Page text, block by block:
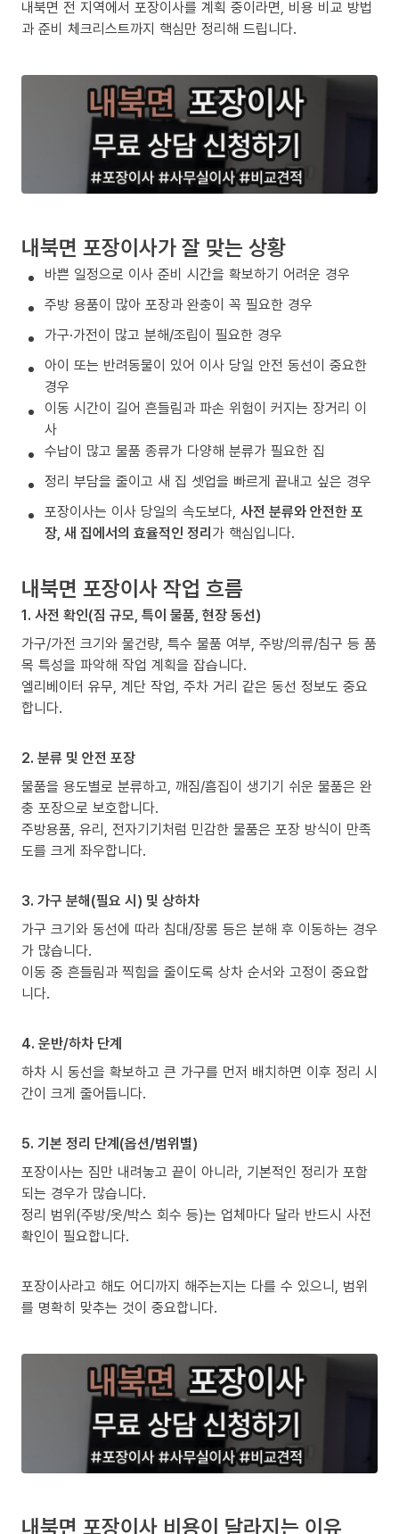
내북면 전 지역에서 포장이사를 계획 중이라면, 비용 비교 방법
과 준비 체크리스트까지 핵심만 정리해 드립니다.
내북면 포장이사가 잘 맞는 상황
바쁜 일정으로 이사 준비 시간을 확보하기 어려운 경우
주방 용품이 많아 포장과 완충이 꼭 필요한 경우
가구·가전이 많고 분해/조립이 필요한 경우
아이 또는 반려동물이 있어 이사 당일 안전 동선이 중요한
경우
이동 시간이 길어 흔들림과 파손 위험이 커지는 장거리 이
사
수납이 많고 물품 종류가 다양해 분류가 필요한 집
정리 부담을 줄이고 새 집 셋업을 빠르게 끝내고 싶은 경우
포장이사는 이사 당일의 속도보다, 사전 분류와 안전한 포
장, 새 집에서의 효율적인 정리가 핵심입니다.
내북면 포장이사 작업 흐름
1. 사전 확인(짐 규모, 특이 물품, 현장 동선)
가구/가전 크기와 물건량, 특수 물품 여부, 주방/의류/침구 등 품
목 특성을 파악해 작업 계획을 잡습니다.
엘리베이터 유무, 계단 작업, 주차 거리 같은 동선 정보도 중요
합니다.
2. 분류 및 안전 포장
물품을 용도별로 분류하고, 깨짐/흠집이 생기기 쉬운 물품은 완
충 포장으로 보호합니다.
주방용품, 유리, 전자기기처럼 민감한 물품은 포장 방식이 만족
도를 크게 좌우합니다.
3. 가구 분해(필요 시) 및 상하차
가구 크기와 동선에 따라 침대/장롱 등은 분해 후 이동하는 경우
가 많습니다.
이동 중 흔들림과 찍힘을 줄이도록 상차 순서와 고정이 중요합
니다.
4. 운반/하차 단계
하차 시 동선을 확보하고 큰 가구를 먼저 배치하면 이후 정리 시
간이 크게 줄어듭니다.
5. 기본 정리 단계(옵션/범위별)
포장이사는 짐만 내려놓고 끝이 아니라, 기본적인 정리가 포함
되는 경우가 많습니다.
정리 범위(주방/옷/박스 회수 등)는 업체마다 달라 반드시 사전
확인이 필요합니다.
포장이사라고 해도 어디까지 해주는지는 다를 수 있으니, 범위
를 명확히 맞추는 것이 중요합니다.
내북면 포장이사 비용이 달라지는 이유